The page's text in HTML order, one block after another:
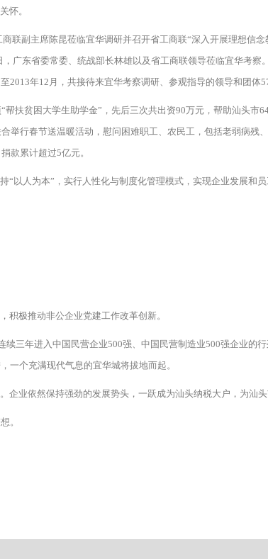
怀。
副主席陈昆莅临宜华调研并召开省工商联“深入开展理想信
广东省委常委、统战部长林雄以及省工商联领导莅临宜华考察
至2013年12月，共接待来宜华考察调研、参观指导的领导和
扶贫困大学生助学金”，先后三次共出资90万元，帮助汕头市
行春节送温暖活动，慰问困难职工、农民工，包括老弱病残
款累计超过5亿元。
以人为本”，实行人性化与制度化管理模式，实现企业发展和
极推动非公企业党建工作改革创新。
三年进入中国民营企业500强、中国民营制造业500强企业的
一个充满现代气息的宜华城将拔地而起。
业依然保持强劲的发展势头，一跃成为汕头纳税大户，为汕头
。